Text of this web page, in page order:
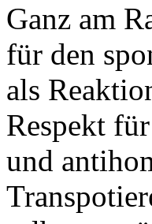
Ganz am
für den
als
Respekt
und